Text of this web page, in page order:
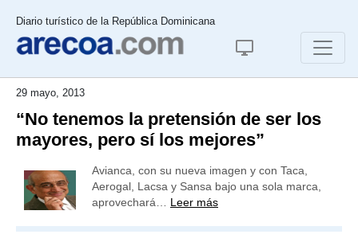
Diario turístico de la República Dominicana
29 mayo, 2013
“No tenemos la pretensión de ser los
mayores, pero sí los mejores”
Avianca, con su nueva imagen y con Taca,
Aerogal, Lacsa y Sansa bajo una sola marca,
aprovechará… Leer más